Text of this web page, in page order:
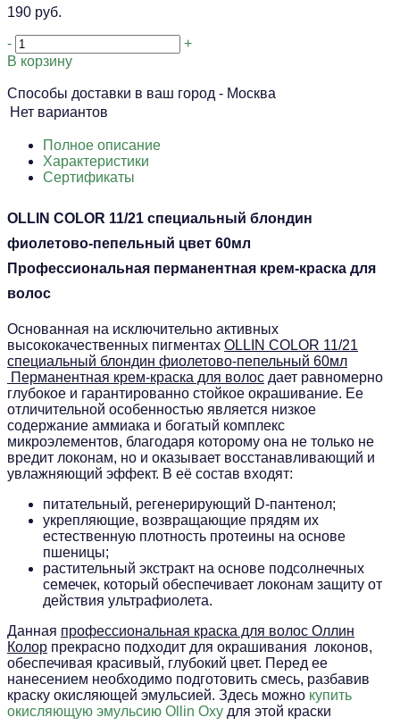
190 руб.
-
+
В корзину
Способы доставки в ваш город - Москва
Нет вариантов
Полное описание
Характеристики
Сертификаты
OLLIN COLOR 11/21 специальный блондин
фиолетово-пепельный цвет 60мл
Профессиональная перманентная крем-краска для
волос
Основанная на исключительно активных
высококачественных пигментах OLLIN COLOR 11/21
специальный блондин фиолетово-пепельный 60мл
Перманентная крем-краска для волос дает равномерно
глубокое и гарантированно стойкое окрашивание. Ее
отличительной особенностью является низкое
содержание аммиака и богатый комплекс
микроэлементов, благодаря которому она не только не
вредит локонам, но и оказывает восстанавливающий и
увлажняющий эффект. В её состав входят:
питательный, регенерирующий D-пантенол;
укрепляющие, возвращающие прядям их
естественную плотность протеины на основе
пшеницы;
растительный экстракт на основе подсолнечных
семечек, который обеспечивает локонам защиту от
действия ультрафиолета.
Данная профессиональная краска для волос Оллин
Колор прекрасно подходит для окрашивания локонов,
обеспечивая красивый, глубокий цвет. Перед ее
нанесением необходимо подготовить смесь, разбавив
краску окисляющей эмульсией. Здесь можно купить
окисляющую эмульсию Ollin Oxy для этой краски